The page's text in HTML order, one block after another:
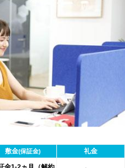
敷金(保証金) 礼金